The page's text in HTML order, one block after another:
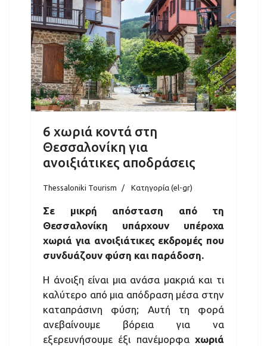
6 χωριά κοντά στη
Θεσσαλονίκη για
ανοιξιάτικες αποδράσεις
Thessaloniki Tourism Κατηγορία (el-gr)
Σε μικρή απόσταση από τη
Θεσσαλονίκη υπάρχουν υπέροχα
χωριά για ανοιξιάτικες εκδρομές που
συνδυάζουν φύση και παράδοση.
Η άνοιξη είναι μια ανάσα μακριά και τι
καλύτερο από μια απόδραση μέσα στην
καταπράσινη φύση; Αυτή τη φορά
ανεβαίνουμε βόρεια για να
εξερευνήσουμε έξι πανέμορφα χωριά